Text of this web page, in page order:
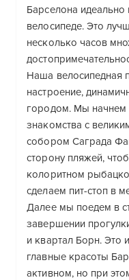
Барселона идеально
велосипеде. Это
несколько часов
Наша велосипедная
настроение,
городом. Мы начнем
знакомства с
собором Саграда
сторону пляжей,
колоритном
сделаем пит-стоп в
Далее мы поедем в
завершении
и квартал Борн. Это
главные красоты
активном, но при